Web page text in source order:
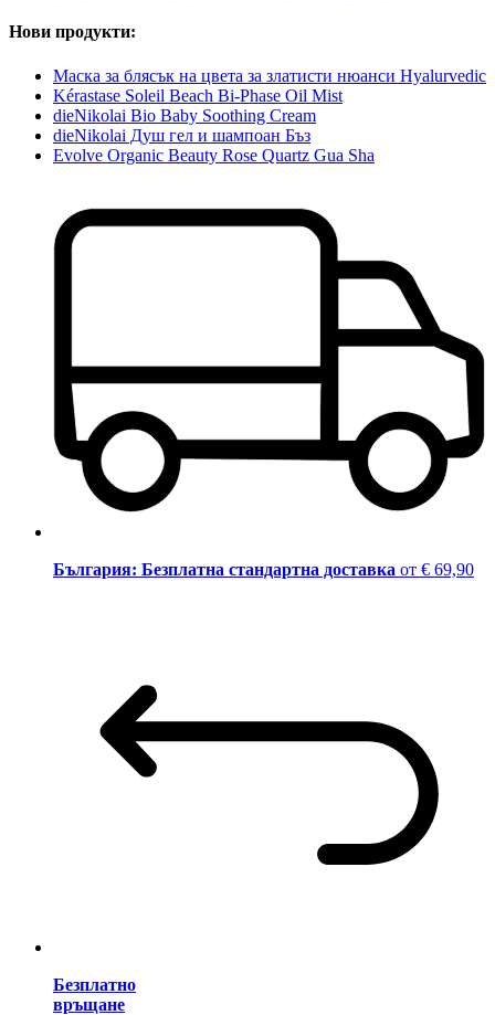
Нови продукти:
Маска за блясък на цвета за златисти нюанси Hyalurvedic
Kérastase Soleil Beach Bi-Phase Oil Mist
dieNikolai Bio Baby Soothing Cream
dieNikolai Душ гел и шампоан Бъз
Evolve Organic Beauty Rose Quartz Gua Sha
България: Безплатна стандартна доставка от € 69,90
Безплатно
връщане